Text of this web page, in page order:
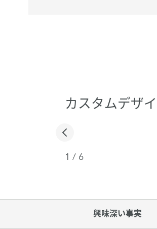
カスタムデザ
1 / 6
興味深い事実